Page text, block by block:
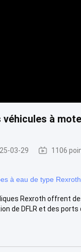
à
03-29 1106
à eau de type Rexroth
Rexroth offrent
de DFLR et des ports